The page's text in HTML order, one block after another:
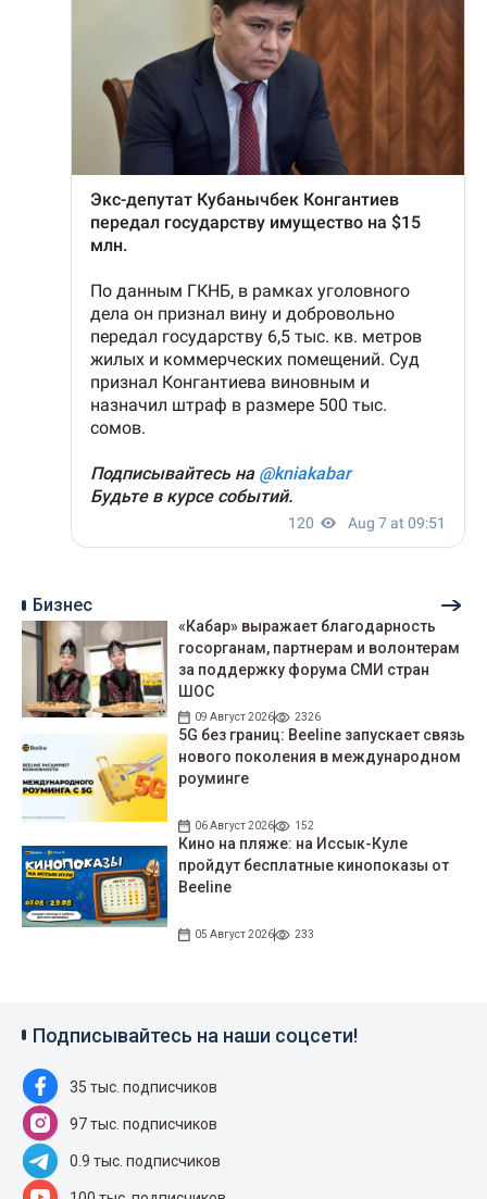
Бизнес
«Кабар» выражает благодарность
госорганам, партнерам и волонтерам
за поддержку форума СМИ стран
ШОС
09 Август 2026 2326
5G без границ: Beeline запускает связь
нового поколения в международном
роуминге
06 Август 2026 152
Кино на пляже: на Иссык-Куле
пройдут беcплатные кинопоказы от
Beeline
05 Август 2026 233
Подписывайтесь на наши соцсети!
35 тыс. подписчиков
97 тыс. подписчиков
0.9 тыс. подписчиков